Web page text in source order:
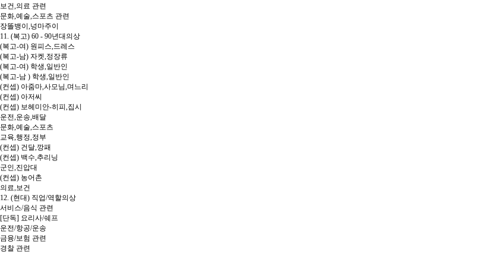
보건,의료 관련
문화,예술,스포츠 관련
장똘뱅이,넝마주이
11. (복고) 60 - 90년대의상
(복고-여) 원피스,드레스
(복고-남) 자켓,정장류
(복고-여) 학생,일반인
(복고-남 ) 학생,일반인
(컨셉) 아줌마,사모님,며느리
(컨셉) 아저씨
(컨셉) 보헤미안-히피,집시
운전,운송,배달
문화,예술,스포츠
교육,행정,정부
(컨셉) 건달,깡패
(컨셉) 백수,추리닝
군인,진압대
(컨셉) 농어촌
의료,보건
12. (현대) 직업/역할의상
서비스/음식 관련
[단독] 요리사/쉐프
운전/항공/운송
금융/보험 관련
경찰 관련